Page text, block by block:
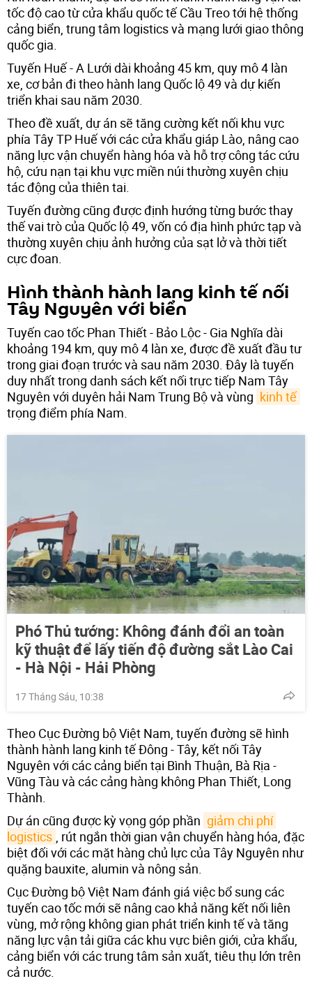
tốc độ cao từ cửa khẩu quốc tế Cầu Treo tới hệ thống
cảng biển, trung tâm logistics và mạng lưới giao thông
quốc gia.
Tuyến Huế - A Lưới dài khoảng 45 km, quy mô 4 làn
xe, cơ bản đi theo hành lang Quốc lộ 49 và dự kiến
triển khai sau năm 2030.
Theo đề xuất, dự án sẽ tăng cường kết nối khu vực
phía Tây TP Huế với các cửa khẩu giáp Lào, nâng cao
năng lực vận chuyển hàng hóa và hỗ trợ công tác cứu
hộ, cứu nạn tại khu vực miền núi thường xuyên chịu
tác động của thiên tai.
Tuyến đường cũng được định hướng từng bước thay
thế vai trò của Quốc lộ 49, vốn có địa hình phức tạp và
thường xuyên chịu ảnh hưởng của sạt lở và thời tiết
cực đoan.
Hình thành hành lang kinh tế nối
Tây Nguyên với biển
Tuyến cao tốc Phan Thiết - Bảo Lộc - Gia Nghĩa dài
khoảng 194 km, quy mô 4 làn xe, được đề xuất đầu tư
trong giai đoạn trước và sau năm 2030. Đây là tuyến
duy nhất trong danh sách kết nối trực tiếp Nam Tây
Nguyên với duyên hải Nam Trung Bộ và vùng kinh tế
trọng điểm phía Nam.
Phó Thủ tướng: Không đánh đổi an toàn
kỹ thuật để lấy tiến độ đường sắt Lào Cai
- Hà Nội - Hải Phòng
17 Tháng Sáu, 10:38
Theo Cục Đường bộ Việt Nam, tuyến đường sẽ hình
thành hành lang kinh tế Đông - Tây, kết nối Tây
Nguyên với các cảng biển tại Bình Thuận, Bà Rịa -
Vũng Tàu và các cảng hàng không Phan Thiết, Long
Thành.
Dự án cũng được kỳ vọng góp phần giảm chi phí
logistics , rút ngắn thời gian vận chuyển hàng hóa, đặc
biệt đối với các mặt hàng chủ lực của Tây Nguyên như
quặng bauxite, alumin và nông sản.
Cục Đường bộ Việt Nam đánh giá việc bổ sung các
tuyến cao tốc mới sẽ nâng cao khả năng kết nối liên
vùng, mở rộng không gian phát triển kinh tế và tăng
năng lực vận tải giữa các khu vực biên giới, cửa khẩu,
cảng biển với các trung tâm sản xuất, tiêu thụ lớn trên
cả nước.